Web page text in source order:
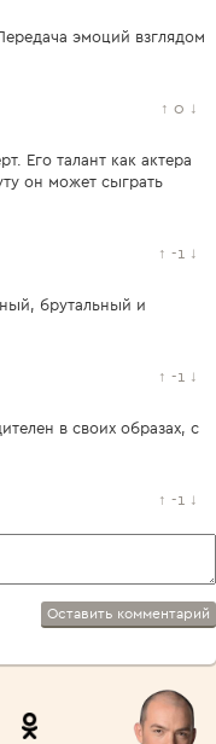
эмоций взглядом
↑ 0 ↓
Его талант как актера
он может сыграть
↑ -1 ↓
брутальный и
↑ -1 ↓
в своих образах, с
↑ -1 ↓
Оставить комментарий